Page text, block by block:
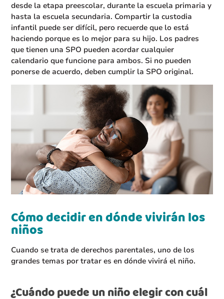
desde la etapa preescolar, durante la escuela primaria y
hasta la escuela secundaria. Compartir la custodia
infantil puede ser difícil, pero recuerde que lo está
haciendo porque es lo mejor para su hijo. Los padres
que tienen una SPO pueden acordar cualquier
calendario que funcione para ambos. Si no pueden
ponerse de acuerdo, deben cumplir la SPO original.
Cómo decidir en dónde vivirán los
niños
Cuando se trata de derechos parentales, uno de los
grandes temas por tratar es en dónde vivirá el niño.
¿Cuándo puede un niño elegir con cuál